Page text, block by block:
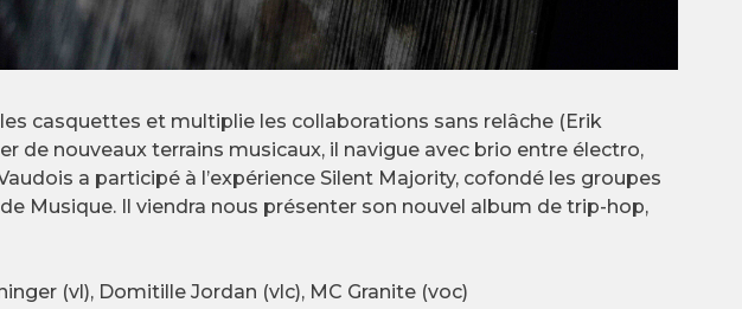
casquettes et multiplie les collaborations sans relâche (Erik
de nouveaux terrains musicaux, il navigue avec brio entre électro,
a participé à l’expérience Silent Majority, cofondé les groupes
Musique. Il viendra nous présenter son nouvel album de trip-hop,
(vl), Domitille Jordan (vlc), MC Granite (voc)